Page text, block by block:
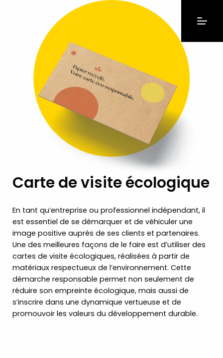
Carte de visite écologique
En tant qu’entreprise ou professionnel indépendant, il
est essentiel de se démarquer et de véhiculer une
image positive auprès de ses clients et partenaires.
Une des meilleures façons de le faire est d’utiliser des
cartes de visite écologiques, réalisées à partir de
matériaux respectueux de l’environnement. Cette
démarche responsable permet non seulement de
réduire son empreinte écologique, mais aussi de
s’inscrire dans une dynamique vertueuse et de
promouvoir les valeurs du développement durable.